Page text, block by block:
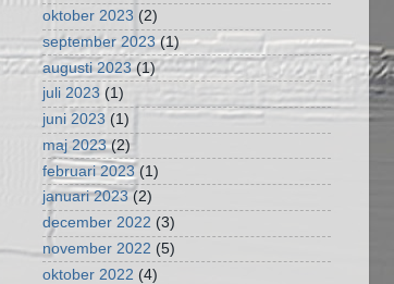
oktober 2023 (2)
september 2023(1)
augusti 2023(1)
juli 2023 (1)
juni 2023 (1)
maj 2023(2)
februari 2023(1)
januari 2023(2)
december 2022 (3)
november 2022 (5)
oktober 2022 (4)